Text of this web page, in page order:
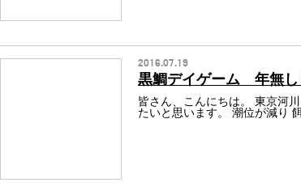
2016.07.19
黒鯛デイゲーム 年無し
皆さん、こんにちは。 東京河
たいと思います。 潮位が減り